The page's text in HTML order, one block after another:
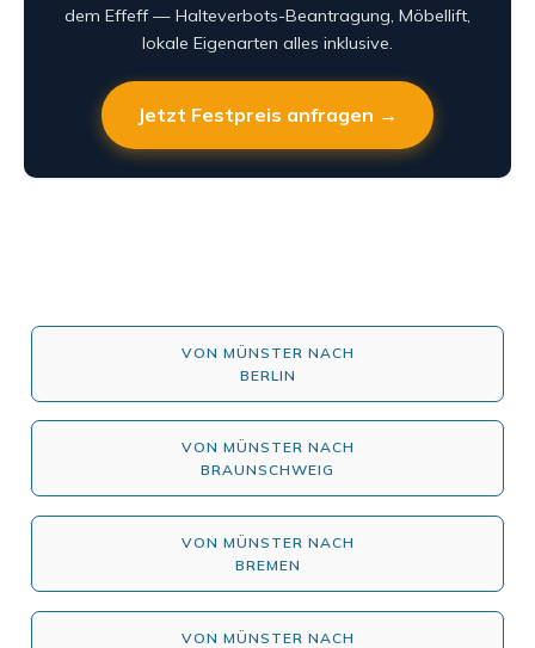
dem Effeff — Halteverbots-Beantragung, Möbellift,
lokale Eigenarten alles inklusive.
Jetzt Festpreis anfragen →
VON MÜNSTER NACH
BERLIN
VON MÜNSTER NACH
BRAUNSCHWEIG
VON MÜNSTER NACH
BREMEN
VON MÜNSTER NACH